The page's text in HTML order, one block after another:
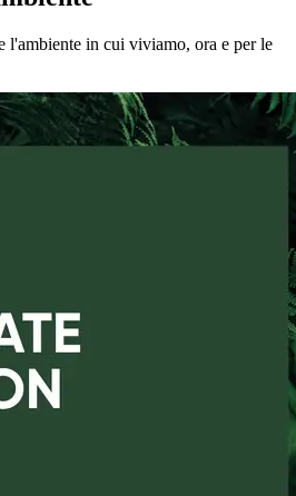
l'ambiente in cui viviamo, ora e per le